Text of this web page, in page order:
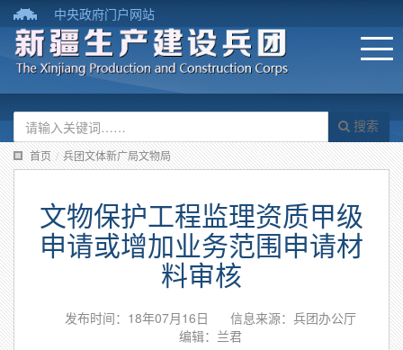
中央政府门户网站
搜索
首页 / 兵团文体新广局文物局
文物保护工程监理资质甲级
申请或增加业务范围申请材
料审核
发布时间：18年07月16日
信息来源：兵团办公厅
编辑：兰君